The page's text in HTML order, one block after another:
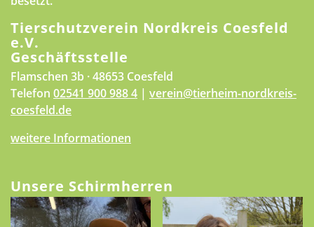
Tierschutzverein Nordkreis Coesfeld
e.V.
Geschäftsstelle
Flamschen 3b · 48653 Coesfeld
Telefon 02541 900 988 4 | verein@tierheim-nordkreis-
coesfeld.de
weitere Informationen
Unsere Schirmherren